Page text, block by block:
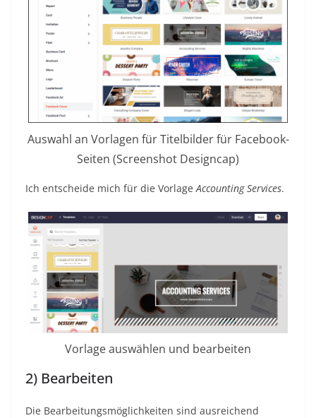
Auswahl an Vorlagen für Titelbilder für Facebook-
Seiten (Screenshot Designcap)
Ich entscheide mich für die Vorlage Accounting Services.
Vorlage auswählen und bearbeiten
2) Bearbeiten
Die Bearbeitungsmöglichkeiten sind ausreichend